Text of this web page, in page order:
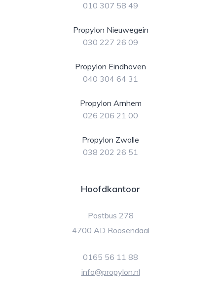
010 307 58 49
Propylon Nieuwegein
030 227 26 09
Propylon Eindhoven
040 304 64 31
Propylon Arnhem
026 206 21 00
Propylon Zwolle
038 202 26 51
Hoofdkantoor
Postbus 278
4700 AD Roosendaal
0165 56 11 88
info@propylon.nl